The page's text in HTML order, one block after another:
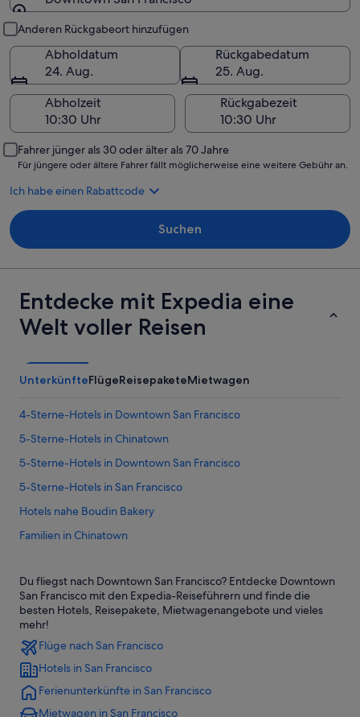
Anderen Rückgabeort hinzufügen
Abholdatum
24. Aug.
Rückgabedatum
25. Aug.
Abholzeit
Rückgabezeit
Fahrer jünger als 30 oder älter als 70 Jahre
Für jüngere oder ältere Fahrer fällt möglicherweise eine weitere Gebühr an.
Ich habe einen Rabattcode
Suchen
Entdecke mit Expedia eine
Welt voller Reisen
UnterkünfteFlügeReisepaketeMietwagen
4-Sterne-Hotels in Downtown San Francisco
5-Sterne-Hotels in Chinatown
5-Sterne-Hotels in Downtown San Francisco
5-Sterne-Hotels in San Francisco
Hotels nahe Boudin Bakery
Familien in Chinatown
Civic Center: Hotels
All-Inclusive- in Downtown San Francisco
Boutique- in Downtown San Francisco
Business in Downtown San Francisco
Hotels mit Meerblick in Downtown San Francisco
Hotels mit Parkplatz in Downtown San Francisco
Du fliegst nach Downtown San Francisco? Entdecke Downtown
San Francisco mit den Expedia-Reiseführern und finde die
besten Hotels, Reisepakete, Mietwagenangebote und vieles
mehr!
Flüge nach San Francisco
Hotels in San Francisco
Ferienunterkünfte in San Francisco
Mietwagen in San Francisco